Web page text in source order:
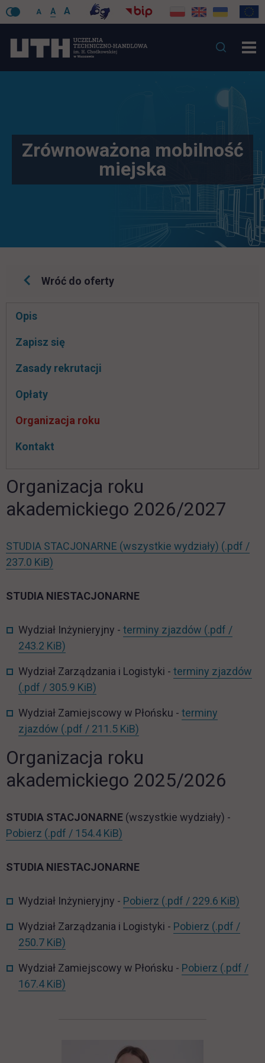
A A A
Zrównoważona mobilność
miejska
Wróć do oferty
Pomiń
Opis
Zapisz się
Zasady rekrutacji
Opłaty
Organizacja roku
Kontakt
Organizacja roku
akademickiego 2026/2027
STUDIA STACJONARNE (wszystkie wydziały) (.pdf /
237.0 KiB)
STUDIA NIESTACJONARNE
Wydział Inżynieryjny - terminy zjazdów (.pdf /
243.2 KiB)
Wydział Zarządzania i Logistyki - terminy zjazdów
(.pdf / 305.9 KiB)
Wydział Zamiejscowy w Płońsku - terminy
zjazdów (.pdf / 211.5 KiB)
Organizacja roku
akademickiego 2025/2026
STUDIA STACJONARNE (wszystkie wydziały) -
Pobierz ST_org_roku_2025_2026.pdf
(.pdf / 154.4 KiB)
STUDIA NIESTACJONARNE
Wydział Inżynieryjny - Pobierz (.pdf / 229.6 KiB)
Wydział Zarządzania i Logistyki - Pobierz (.pdf /
250.7 KiB)
Wydział Zamiejscowy w Płońsku - Pobierz (.pdf /
167.4 KiB)